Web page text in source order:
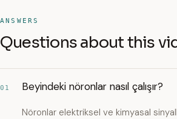
ANSWERS
Questions about this
01 Beyindeki nöronlar nasıl çalışır?
Nöronlar elektriksel ve kimyasal